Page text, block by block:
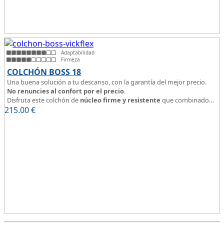
Adaptabilidad
Firmeza
COLCHÓN BOSS 18
Una buena solución a tu descanso, con la garantía del mejor precio.
No renuncies al confort por el precio.
Disfruta este colchón de núcleo firme y resistente que combinado
con el material viscoelástico ViscoPlume en ambas caras y algodón en
215.00€